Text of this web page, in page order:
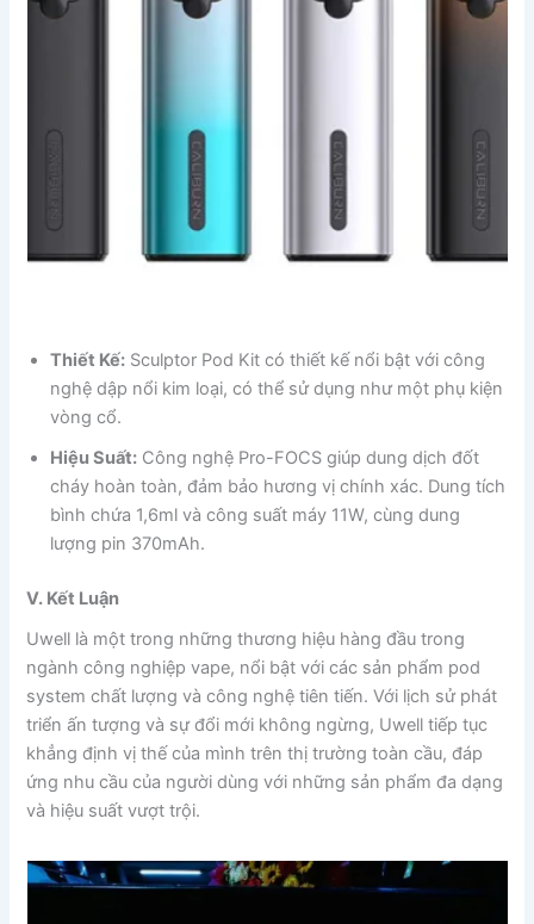
Thiết Kế: Sculptor Pod Kit có thiết kế nổi bật với công
nghệ dập nổi kim loại, có thể sử dụng như một phụ kiện
vòng cổ.
Hiệu Suất: Công nghệ Pro-FOCS giúp dung dịch đốt
cháy hoàn toàn, đảm bảo hương vị chính xác. Dung tích
bình chứa 1,6ml và công suất máy 11W, cùng dung
lượng pin 370mAh.
V. Kết Luận
Uwell là một trong những thương hiệu hàng đầu trong
ngành công nghiệp vape, nổi bật với các sản phẩm pod
system chất lượng và công nghệ tiên tiến. Với lịch sử phát
triển ấn tượng và sự đổi mới không ngừng, Uwell tiếp tục
khẳng định vị thế của mình trên thị trường toàn cầu, đáp
ứng nhu cầu của người dùng với những sản phẩm đa dạng
và hiệu suất vượt trội.